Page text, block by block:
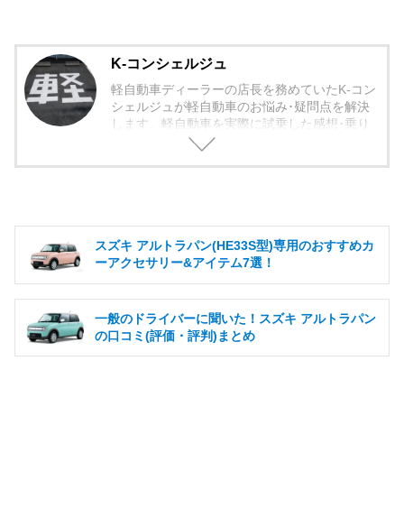
K-コンシェルジュ
軽自動車ディーラーの店長を務めていたK-コン
シェルジュが軽自動車のお悩み･疑問点を解決
します。軽自動車を実際に試乗した感想･乗り
心地から欠点まで包み隠さず紹介していきま
スズキ アルトラパン(HE33S型)専用のおすすめカ
ーアクセサリー&アイテム7選！
一般のドライバーに聞いた！スズキ アルトラパン
の口コミ(評価・評判)まとめ